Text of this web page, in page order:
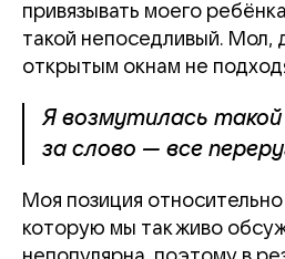
привязывать моего
такой непоседливый. Мол,
открытым окнам не
Я возмутилась такой
за слово — все
Моя позиция
которую мы так живо